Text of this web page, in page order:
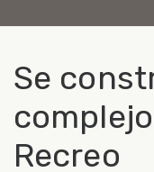
Se
Recreo